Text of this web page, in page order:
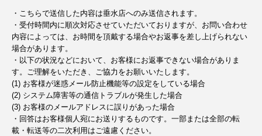
・こちらで送信した内容は垂水店へのみ送信されます。
・受付時間内に順次対応させていただいておりますが、お問い合わせ
内容によっては、お時間を頂戴する場合やお返事を差し上げられない
場合があります。
・以下の状況などにおいて、お客様にお返事できない場合がありま
す。ご理解をいただき、ご協力をお願いいたします。
(1) お客様が迷惑メール防止機能等の設定をしている場合
(2) システム障害等の通信トラブルが発生した場合
(3) お客様のメールアドレスに誤りがあった場合
・回答はお客様個人宛にお送りするものです。一部または全部の転
載・転送等の二次利用はご遠慮ください。